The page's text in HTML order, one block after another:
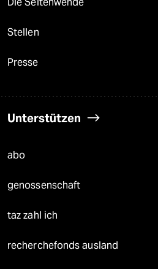
Die Seitenwende
Stellen
Presse
Unterstützen
abo
genossenschaft
taz zahl ich
recherchefonds ausland